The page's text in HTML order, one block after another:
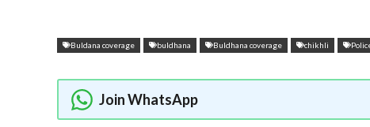
Buldana coverage buldhana Buldhana coverage chikhli
Join WhatsApp